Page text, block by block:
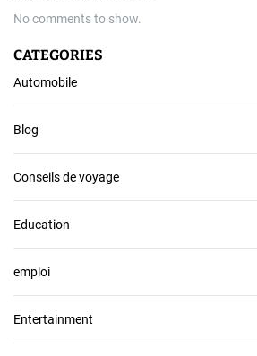
No comments to show.
CATEGORIES
Automobile
Blog
Conseils de voyage
Education
emploi
Entertainment